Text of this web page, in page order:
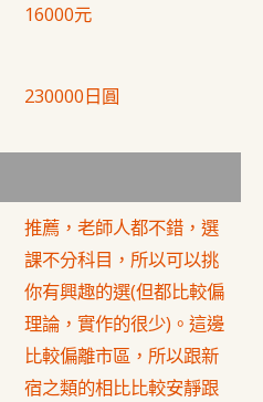
16000元
230000日圓
推薦，老師人都不錯，選
課不分科目，所以可以挑
你有興趣的選(但都比較偏
理論，實作的很少)。這邊
比較偏離市區，所以跟新
宿之類的相比比較安靜跟